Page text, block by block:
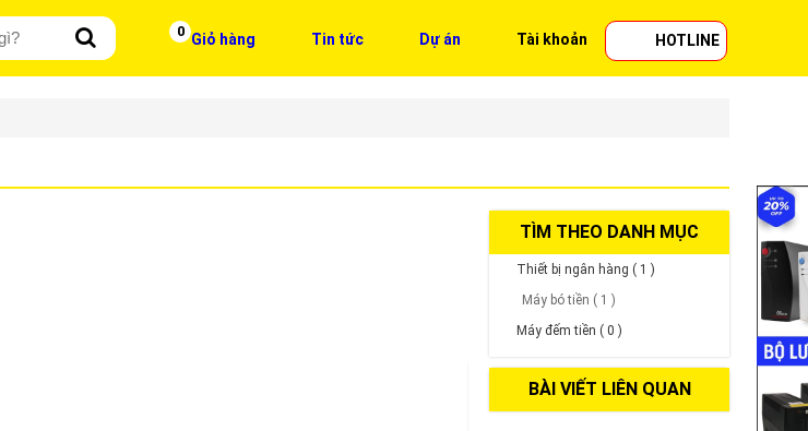
0 Giỏ hàng Tin tức Dự án Tài khoản HOTLINE
TÌM THEO DANH MỤC
Thiết bị ngân hàng ( 1 )
Máy bó tiền ( 1 )
Máy đếm tiền ( 0 )
BÀI VIẾT LIÊN QUAN